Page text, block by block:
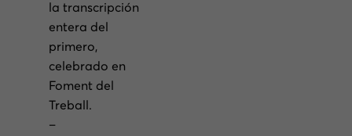
la transcripción
entera del
primero,
celebrado en
Foment del
Treball.
–